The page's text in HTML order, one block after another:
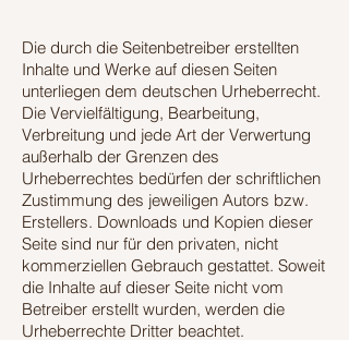
Die durch die Seitenbetreiber erstellten
Inhalte und Werke auf diesen Seiten
unterliegen dem deutschen Urheberrecht.
Die Vervielfältigung, Bearbeitung,
Verbreitung und jede Art der Verwertung
außerhalb der Grenzen des
Urheberrechtes bedürfen der schriftlichen
Zustimmung des jeweiligen Autors bzw.
Erstellers. Downloads und Kopien dieser
Seite sind nur für den privaten, nicht
kommerziellen Gebrauch gestattet. Soweit
die Inhalte auf dieser Seite nicht vom
Betreiber erstellt wurden, werden die
Urheberrechte Dritter beachtet.